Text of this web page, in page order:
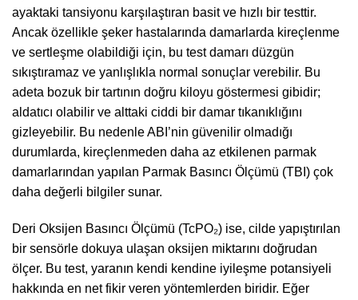
ayaktaki tansiyonu karşılaştıran basit ve hızlı bir testtir.
Ancak özellikle şeker hastalarında damarlarda kireçlenme
ve sertleşme olabildiği için, bu test damarı düzgün
sıkıştıramaz ve yanlışlıkla normal sonuçlar verebilir. Bu
adeta bozuk bir tartının doğru kiloyu göstermesi gibidir;
aldatıcı olabilir ve alttaki ciddi bir damar tıkanıklığını
gizleyebilir. Bu nedenle ABI’nin güvenilir olmadığı
durumlarda, kireçlenmeden daha az etkilenen parmak
damarlarından yapılan Parmak Basıncı Ölçümü (TBI) çok
daha değerli bilgiler sunar.
Deri Oksijen Basıncı Ölçümü (TcPO₂) ise, cilde yapıştırılan
bir sensörle dokuya ulaşan oksijen miktarını doğrudan
ölçer. Bu test, yaranın kendi kendine iyileşme potansiyeli
hakkında en net fikir veren yöntemlerden biridir. Eğer